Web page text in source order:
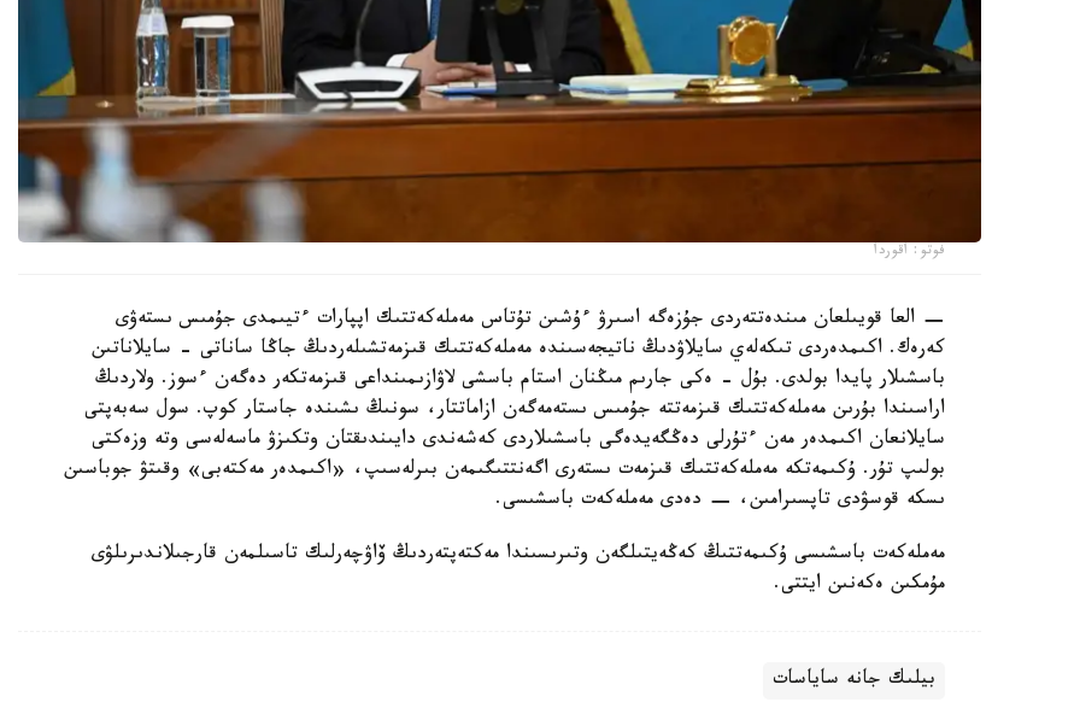
فوتو: اقوردا
− العا قويىلعان مىندەتتەردى جۇزەگە اسىرۋ ءۇشىن تۇتاس مەملەكەتتىك اپپارات ءتيىمدى جۇمىس ىستەۋى
كەرەك. اكىمدەردى تىكەلەي سايلاۋدىڭ ناتيجەسىندە مەملەكەتتىك قىزمەتشىلەردىڭ جاڭا ساناتى - سايلاناتىن
باسشىلار پايدا بولدى. بۇل - ەكى جارىم مىڭنان استام باسشى لاۋازىمىنداعى قىزمەتكەر دەگەن ءسوز. ولاردىڭ
اراسىندا بۇرىن مەملەكەتتىك قىزمەتتە جۇمىس ىستەمەگەن ازاماتتار، سونىڭ ىشىندە جاستار كوپ. سول سەبەپتى
سايلانعان اكىمدەر مەن ءتۇرلى دەڭگەيدەگى باسشىلاردى كەشەندى دايىندىقتان وتكىزۋ ماسەلەسى وتە وزەكتى
بولىپ تۇر. ۇكىمەتكە مەملەكەتتىك قىزمەت ىستەرى اگەنتتىگىمەن بىرلەسىپ، «اكىمدەر مەكتەبى» وقىتۋ جوباسىن
ىسكە قوسۋدى تاپسىرامىن، − دەدى مەملەكەت باسشىسى.
مەملەكەت باسشىسى ۇكىمەتتىڭ كەڭەيتىلگەن وتىرىسىندا مەكتەپتەردىڭ ۆاۋچەرلىك تاسىلمەن قارجىلاندىرىلۋى
مۇمكىن ەكەنىن ايتتى.
بيلىك جانە ساياسات